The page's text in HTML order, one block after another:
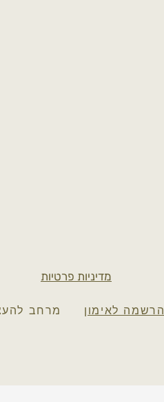
מדיניות פרטיות
מרחב הרשמה לאימון